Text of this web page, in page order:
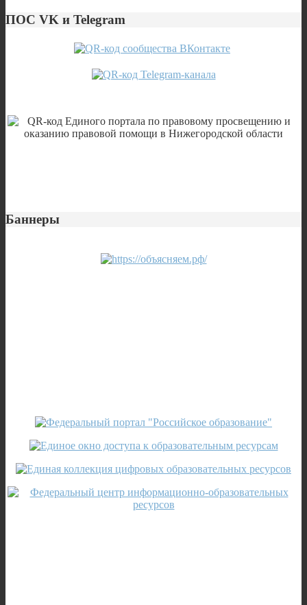
ПОС VK и Telegram
Баннеры